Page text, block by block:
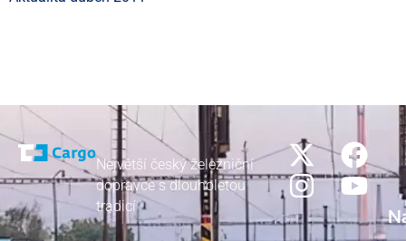
Největší český železniční
dopravce s dlouholetou
tradicí